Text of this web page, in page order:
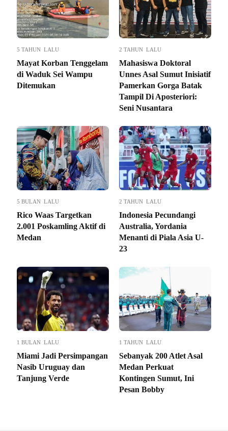
5 TAHUN LALU
Mayat Korban Tenggelam
di Waduk Sei Wampu
Ditemukan
2 TAHUN LALU
Mahasiswa Doktoral
Unnes Asal Sumut Inisiatif
Pamerkan Gorga Batak
Tampil Di Aposteriori:
Seni Nusantara
5 BULAN LALU
Rico Waas Targetkan
2.001 Poskamling Aktif di
Medan
2 TAHUN LALU
Indonesia Pecundangi
Australia, Yordania
Menanti di Piala Asia U-
23
1 BULAN LALU
Miami Jadi Persimpangan
Nasib Uruguay dan
Tanjung Verde
1 TAHUN LALU
Sebanyak 200 Atlet Asal
Medan Perkuat
Kontingen Sumut, Ini
Pesan Bobby